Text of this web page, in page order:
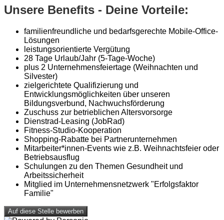
Unsere Benefits - Deine Vorteile:
familienfreundliche und bedarfsgerechte Mobile-Office-
Lösungen
leistungsorientierte Vergütung
28 Tage Urlaub/Jahr (5-Tage-Woche)
plus 2 Unternehmensfeiertage (Weihnachten und
Silvester)
zielgerichtete Qualifizierung und
Entwicklungsmöglichkeiten über unseren
Bildungsverbund, Nachwuchsförderung
Zuschuss zur betrieblichen Altersvorsorge
Dienstrad-Leasing (JobRad)
Fitness-Studio-Kooperation
Shopping-Rabatte bei Partnerunternehmen
Mitarbeiter*innen-Events wie z.B. Weihnachtsfeier oder
Betriebsausflug
Schulungen zu den Themen Gesundheit und
Arbeitssicherheit
Mitglied im Unternehmensnetzwerk "Erfolgsfaktor
Familie"
Auf diese Stelle bewerben